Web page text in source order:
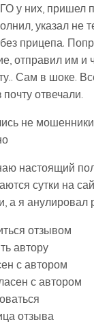
у них, пришел
указал не
прицепа.
отправил им и
Сам в шоке.
отвечали.
не
настоящий
сутки на
а я анулировал
отзывом
автору
с автором
с автором
отзыва